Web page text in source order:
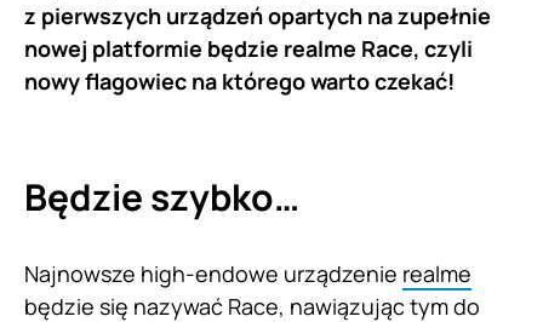
z pierwszych urządzeń opartych na zupełnie
nowej platformie będzie realme Race, czyli
nowy flagowiec na którego warto czekać!
Będzie szybko…
Najnowsze high-endowe urządzenie realme
będzie się nazywać Race, nawiązując tym do